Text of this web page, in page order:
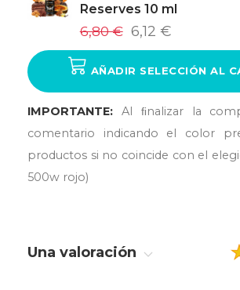
Reserves 10 ml
6,80 € 6,12 €
AÑADIR SELECCIÓN AL
IMPORTANTE: Al ﬁnalizar la
comentario indicando el color
productos si no coincide con el
500w rojo)
Una valoración